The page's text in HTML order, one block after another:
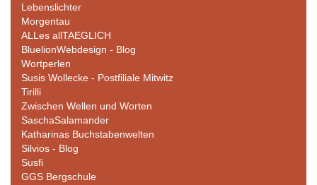
Lebenslichter
Morgentau
ALLes allTAEGLICH
BluelionWebdesign - Blog
Wortperlen
Susis Wollecke - Postfiliale Mitwitz
Tirilli
Zwischen Wellen und Worten
SaschaSalamander
Katharinas Buchstabenwelten
Silvios - Blog
Susfi
GGS Bergschule